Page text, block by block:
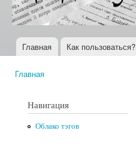
Главное меню
Главная Как пользоваться?
Главная
Навигация
Облако тэгов